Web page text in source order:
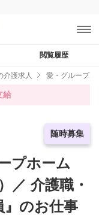
閲覧履歴
介護求人 愛・グループホ
給
急募求人
随時募集
プホーム
／ 介護職・
』のお仕事